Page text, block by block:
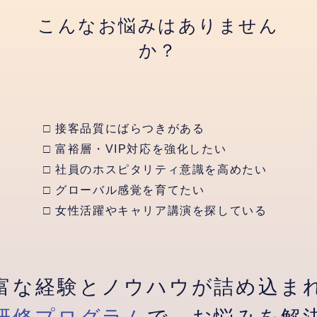
こんなお悩みはありません
か？
□ 接客品質にばらつきがある
□ 富裕層・VIP対応を強化したい
□ 社員のホスピタリティ意識を高めたい
□ グローバル感覚を育てたい
□ 女性活躍やキャリア講演を探している
な経験とノウハウが詰め込ま